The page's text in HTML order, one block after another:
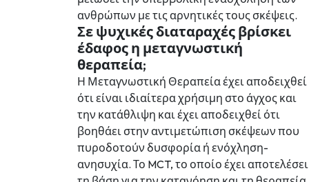
ανθρώπων με τις αρνητικές τους σκέψεις.
Σε ψυχικές διαταραχές βρίσκει
έδαφος η μεταγνωστική
θεραπεία;
Η Μεταγνωστική Θεραπεία έχει αποδειχθεί
ότι είναι ιδιαίτερα χρήσιμη στο άγχος και
την κατάθλιψη και έχει αποδειχθεί ότι
βοηθάει στην αντιμετώπιση σκέψεων που
πυροδοτούν δυσφορία ή ενόχληση-
ανησυχία. Το MCT, το οποίο έχει αποτελέσει